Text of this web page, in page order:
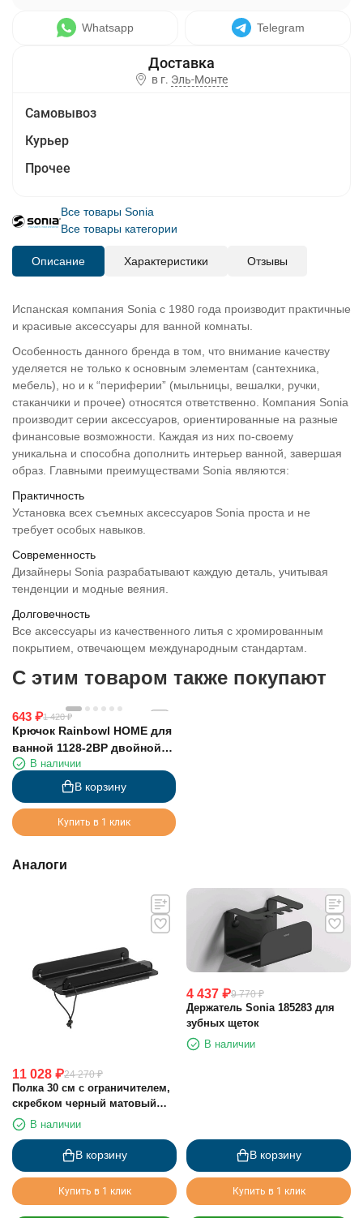
Whatsapp Telegram
в г. Эль-Монте
Самовывоз
Курьер
Прочее
Все товары Sonia
Все товары категории
Описание Характеристики Отзывы
Испанская компания Sonia с 1980 года производит практичные
и красивые аксессуары для ванной комнаты.
Особенность данного бренда в том, что внимание качеству
уделяется не только к основным элементам (сантехника,
мебель), но и к “периферии” (мыльницы, вешалки, ручки,
стаканчики и прочее) относятся ответственно. Компания Sonia
производит серии аксессуаров, ориентированные на разные
финансовые возможности. Каждая из них по-своему
уникальна и способна дополнить интерьер ванной, завершая
образ. Главными преимуществами Sonia являются:
Практичность
Установка всех съемных аксессуаров Sonia проста и не
требует особых навыков.
Современность
Дизайнеры Sonia разрабатывают каждую деталь, учитывая
тенденции и модные веяния.
Долговечность
Все аксессуары из качественного литья с хромированным
покрытием, отвечающем международным стандартам.
C этим товаром также покупают
643 ₽1 420 ₽
Крючок Rainbowl HOME для
ванной 1128-2BP двойной
чёрный матовый
В наличии
В корзину
Купить в 1 клик
Аналоги
11 028 ₽24 270 ₽
Полка 30 см с ограничителем,
скребком черный матовый
Sonia 185306
В наличии
В корзину
Купить в 1 клик
4 437 ₽9 770 ₽
Держатель Sonia 185283 для
зубных щеток
В наличии
В корзину
Купить в 1 клик